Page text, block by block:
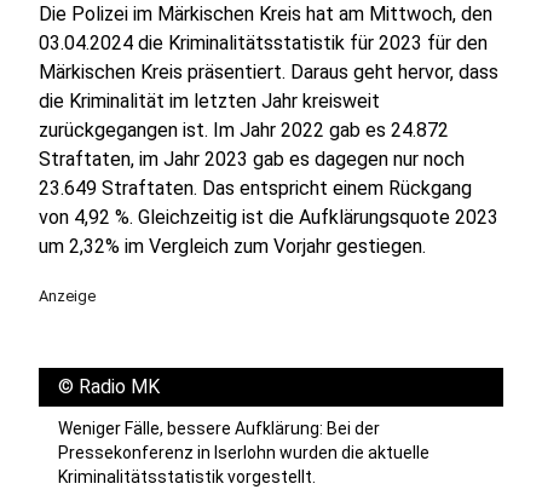
Die Polizei im Märkischen Kreis hat am Mittwoch, den
03.04.2024 die Kriminalitätsstatistik für 2023 für den
Märkischen Kreis präsentiert. Daraus geht hervor, dass
die Kriminalität im letzten Jahr kreisweit
zurückgegangen ist. Im Jahr 2022 gab es 24.872
Straftaten, im Jahr 2023 gab es dagegen nur noch
23.649 Straftaten. Das entspricht einem Rückgang
von 4,92 %. Gleichzeitig ist die Aufklärungsquote 2023
um 2,32% im Vergleich zum Vorjahr gestiegen.
Anzeige
© Radio MK
Weniger Fälle, bessere Aufklärung: Bei der
Pressekonferenz in Iserlohn wurden die aktuelle
Kriminalitätsstatistik vorgestellt.